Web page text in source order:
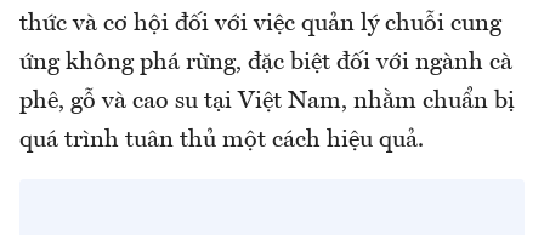
thức và cơ hội đối với việc quản lý chuỗi cung
ứng không phá rừng, đặc biệt đối với ngành cà
phê, gỗ và cao su tại Việt Nam, nhằm chuẩn bị
quá trình tuân thủ một cách hiệu quả.